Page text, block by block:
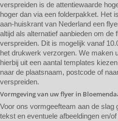
verspreiden is de attentiewaarde
hoger dan via een folderpakket. Het
aan-huiskrant van Nederland een
altijd als alternatief aanbieden om de
verspreiden. Dit is mogelijk vanaf
het drukwerk verzorgen. We maken
hierbij uit een aantal templates
naar de plaatsnaam, postcode of
verspreiden.
Vormgeving van uw flyer in
Voor ons vormgeefteam aan de slag
tekst en eventuele afbeeldingen en/